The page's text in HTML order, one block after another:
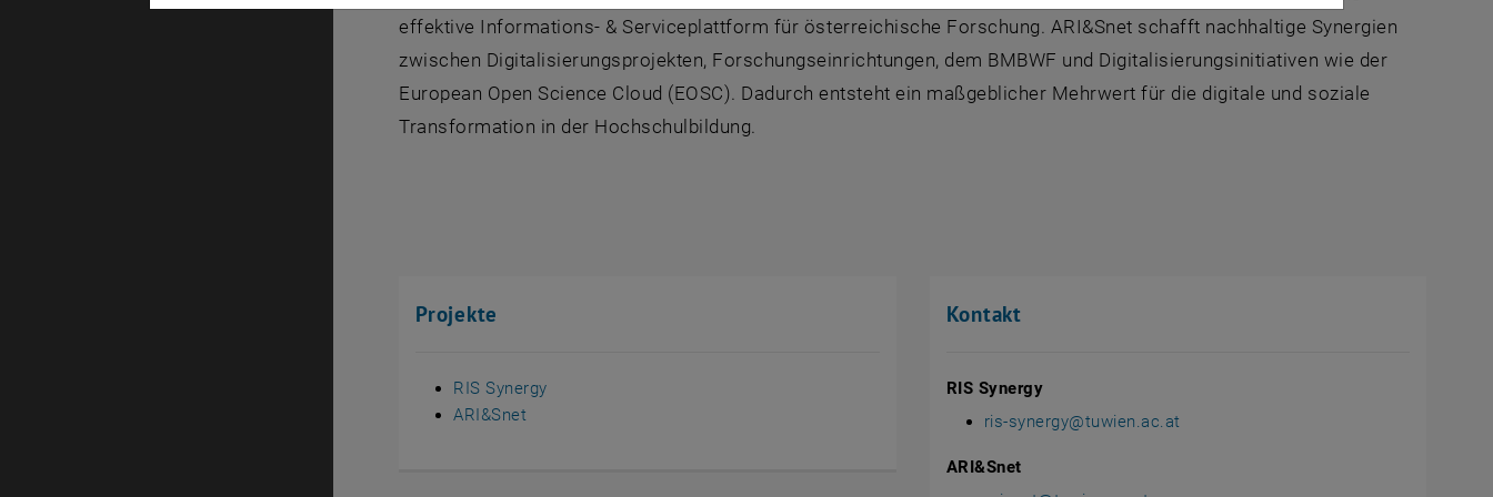
effektive Informations- & Serviceplattform für österreichische Forschung. ARI&Snet schafft nachhaltige Synergien
zwischen Digitalisierungsprojekten, Forschungseinrichtungen, dem BMBWF und Digitalisierungsinitiativen wie der
European Open Science Cloud (EOSC). Dadurch entsteht ein maßgeblicher Mehrwert für die digitale und soziale
Transformation in der Hochschulbildung.
Projekte
RIS Synergy
ARI&Snet
Kontakt
RIS Synergy
ris-synergy@tuwien.ac.at
ARI&Snet